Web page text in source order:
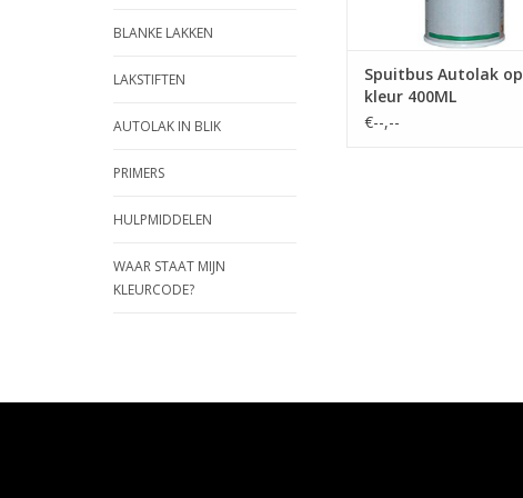
BLANKE LAKKEN
LAKSTIFTEN
AUTOLAK IN BLIK
PRIMERS
HULPMIDDELEN
WAAR STAAT MIJN
KLEURCODE?
Spuitbus Autolak op
kleur 400ML
€--,--